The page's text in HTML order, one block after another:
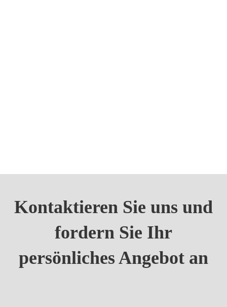
Kontaktieren Sie uns und
fordern Sie Ihr
persönliches Angebot an